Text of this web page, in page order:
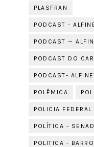
PLASFRAN
PODCAST -
PODCAST —
PODCAST DO
PODCAST-
POLÊMICA
POLICIA FEDERAL
POLÍTICA -
POLITICA -